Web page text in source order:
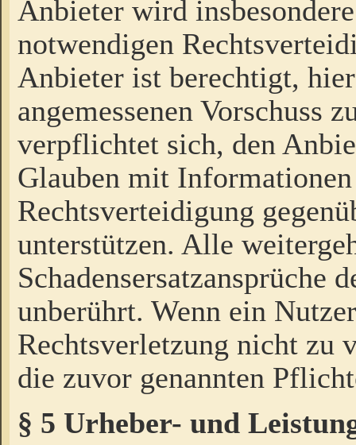
Anbieter wird
notwendigen
Anbieter ist berechtigt,
angemessenen Vorschuss
verpflichtet sich, den
Glauben mit
Rechtsverteidigung
unterstützen. Alle
Schadensersatzansprüche
unberührt. Wenn ein
Rechtsverletzung nicht zu
die zuvor genannten
§ 5 Urheber- und